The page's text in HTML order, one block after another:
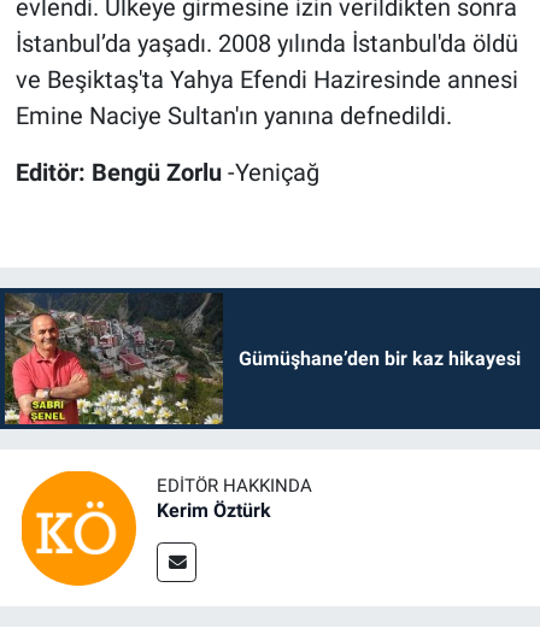
evlendi. Ülkeye girmesine izin verildikten sonra
İstanbul’da yaşadı. 2008 yılında İstanbul'da öldü
ve Beşiktaş'ta Yahya Efendi Haziresinde annesi
Emine Naciye Sultan'ın yanına defnedildi.
Editör: Bengü Zorlu -Yeniçağ
Gümüşhane’den bir kaz hikayesi
EDITÖR HAKKINDA
Kerim Öztürk